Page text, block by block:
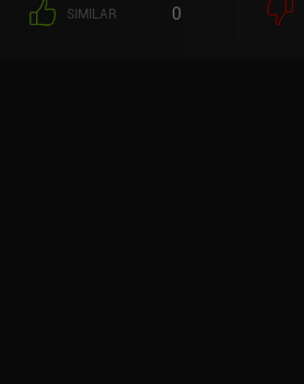
SIMILAR 0